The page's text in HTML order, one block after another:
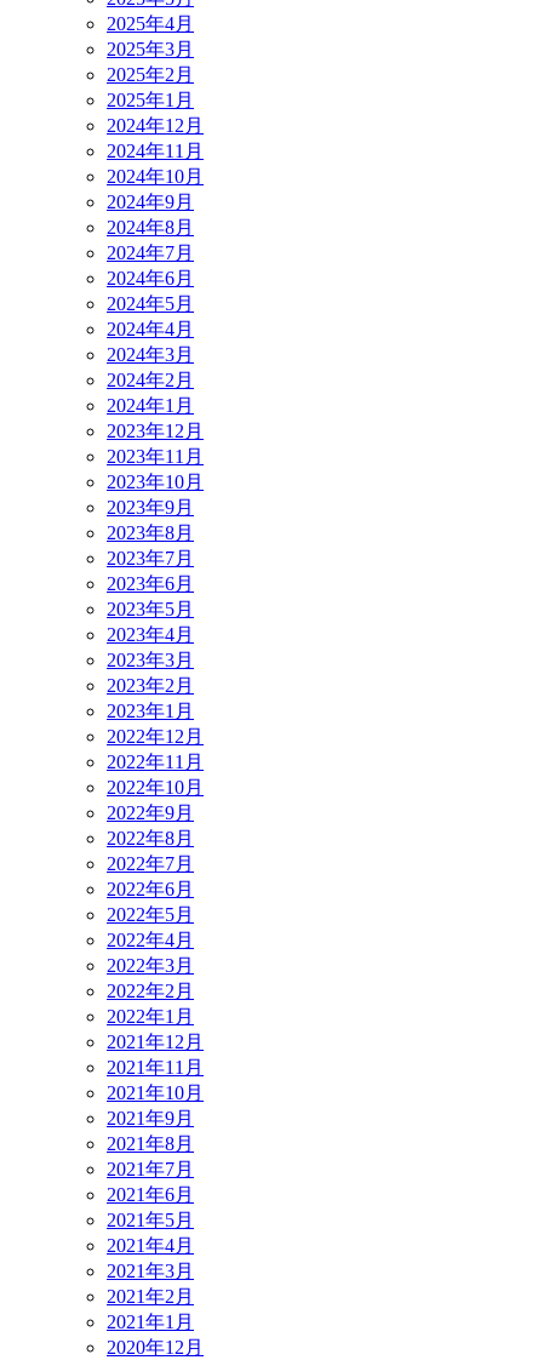
2025年4月
2025年3月
2025年2月
2025年1月
2024年12月
2024年11月
2024年10月
2024年9月
2024年8月
2024年7月
2024年6月
2024年5月
2024年4月
2024年3月
2024年2月
2024年1月
2023年12月
2023年11月
2023年10月
2023年9月
2023年8月
2023年7月
2023年6月
2023年5月
2023年4月
2023年3月
2023年2月
2023年1月
2022年12月
2022年11月
2022年10月
2022年9月
2022年8月
2022年7月
2022年6月
2022年5月
2022年4月
2022年3月
2022年2月
2022年1月
2021年12月
2021年11月
2021年10月
2021年9月
2021年8月
2021年7月
2021年6月
2021年5月
2021年4月
2021年3月
2021年2月
2021年1月
2020年12月